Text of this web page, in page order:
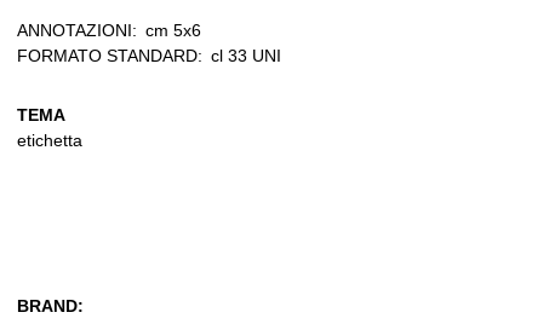
ANNOTAZIONI: cm 5x6
FORMATO STANDARD: cl 33 UNI
TEMA
etichetta
BRAND: